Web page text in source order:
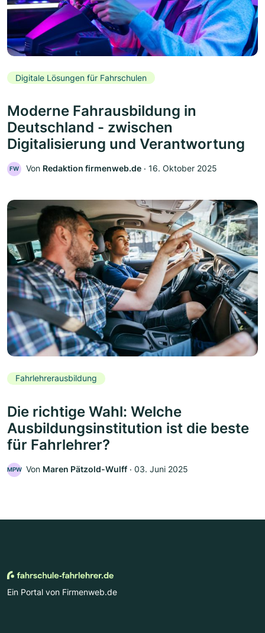
Digitale Lösungen für Fahrschulen
Moderne Fahrausbildung in
Deutschland - zwischen
Digitalisierung und Verantwortung
FW Von Redaktion firmenweb.de ‧ 16. Oktober 2025
Fahrlehrerausbildung
Die richtige Wahl: Welche
Ausbildungsinstitution ist die beste
für Fahrlehrer?
MPW Von Maren Pätzold-Wulff ‧ 03. Juni 2025
Ein Portal von Firmenweb.de